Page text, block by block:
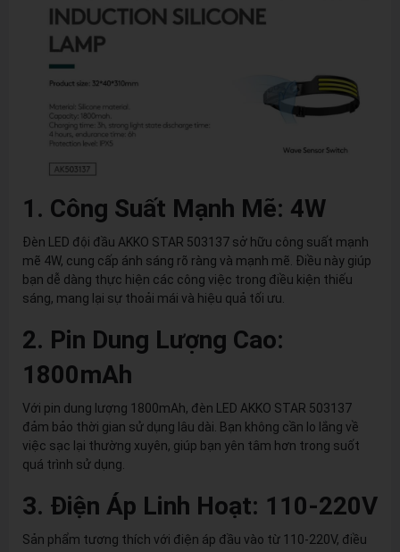
1. Công Suất Mạnh Mẽ: 4W
Đèn LED đội đầu AKKO STAR 503137 sở hữu công suất mạnh
mẽ 4W, cung cấp ánh sáng rõ ràng và mạnh mẽ. Điều này giúp
bạn dễ dàng thực hiện các công việc trong điều kiện thiếu
sáng, mang lại sự thoải mái và hiệu quả tối ưu.
2. Pin Dung Lượng Cao:
1800mAh
Với pin dung lượng 1800mAh, đèn LED AKKO STAR 503137
đảm bảo thời gian sử dụng lâu dài. Bạn không cần lo lắng về
việc sạc lại thường xuyên, giúp bạn yên tâm hơn trong suốt
quá trình sử dụng.
3. Điện Áp Linh Hoạt: 110-220V
Sản phẩm tương thích với điện áp đầu vào từ 110-220V, điều